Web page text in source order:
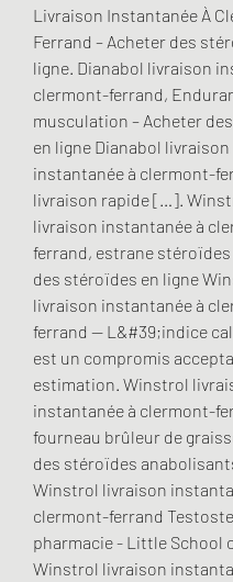
Livraison Instantanée À
Ferrand – Acheter des
ligne. Dianabol livraison
clermont-ferrand,
musculation – Acheter
en ligne Dianabol livraison
instantanée à clermont-
livraison rapide […].
livraison instantanée à
ferrand, estrane
des stéroïdes en ligne
livraison instantanée à
ferrand -- L&#39;indice
est un compromis
estimation. Winstrol
instantanée à clermont-
fourneau brûleur de
des stéroïdes
Winstrol livraison
clermont-ferrand
pharmacie - Little School
Winstrol livraison